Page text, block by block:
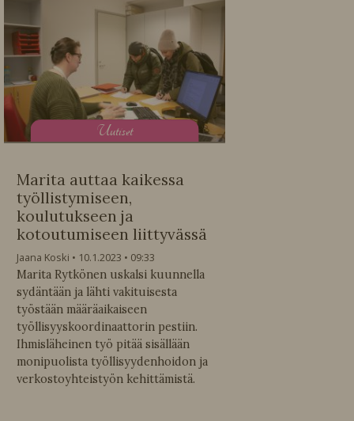
Uutiset
Marita auttaa kaikessa
työllistymiseen,
koulutukseen ja
kotoutumiseen liittyvässä
Jaana Koski 10.1.2023
09:33
Marita Rytkönen uskalsi kuunnella
sydäntään ja lähti vakituisesta
työstään määräaikaiseen
työllisyyskoordinaattorin pestiin.
Ihmisläheinen työ pitää sisällään
monipuolista työllisyydenhoidon ja
verkostoyhteistyön kehittämistä.